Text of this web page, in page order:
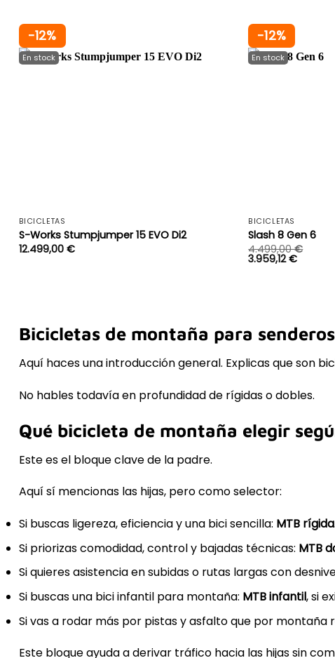
-12%
BICICLETAS
S-Works Stumpjumper 15 EVO Di2
12.499,00 €
-12%
BICICLETAS
Slash 8 Gen 6
4.499,00€
3.959,12€
Bicicletas de montaña para
Aquí haces una introducción general. Explicas que son
No hables todavía en profundidad de rígidas o dobles.
Qué bicicleta de montaña elegir
Este es el bloque clave de la padre.
Aquí sí mencionas las hijas, pero como selector:
Si buscas ligereza, eficiencia y una bici sencilla: MTB rígida.
Si priorizas comodidad, control y bajadas técnicas: MTB
Si quieres asistencia en subidas o rutas largas con
Si buscas una bici infantil para montaña: MTB infantil, si
Si vas a rodar más por pistas y asfalto que por montaña
Este bloque ayuda a derivar tráfico hacia las hijas sin